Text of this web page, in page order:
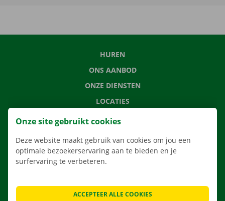
HUREN
ONS AANBOD
ONZE DIENSTEN
LOCATIES
APP
VEELGESTELDE VRAGEN
Onze site gebruikt cookies
Deze website maakt gebruik van cookies om jou een
optimale bezoekerservaring aan te bieden en je
surfervaring te verbeteren.
ACCEPTEER ALLE COOKIES